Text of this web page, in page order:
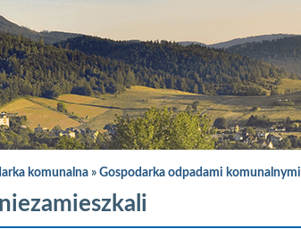
komunalna » Gospodarka odpadami komunalnymi